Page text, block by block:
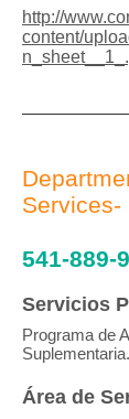
http://
content/
Services-
541-889-
Servicios
Programa de
Suplementaria.
Área de